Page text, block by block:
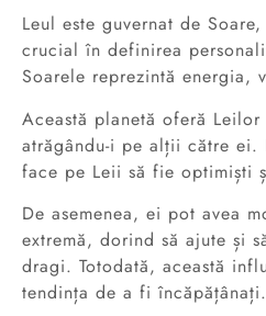
Leul este guvernat de
crucial în definirea
Soarele reprezintă energia,
Această planetă oferă
atrăgându-i pe alții către ei.
face pe Leii să fie optimiști
De asemenea, ei pot avea
extremă, dorind să ajute și
dragi. Totodată, această
tendința de a fi încăpățânați.